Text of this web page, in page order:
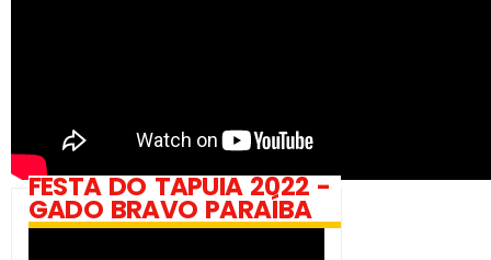
FESTA DO TAPUIA 2022 -
GADO BRAVO PARAÍBA